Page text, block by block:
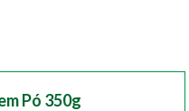
Pó 350g